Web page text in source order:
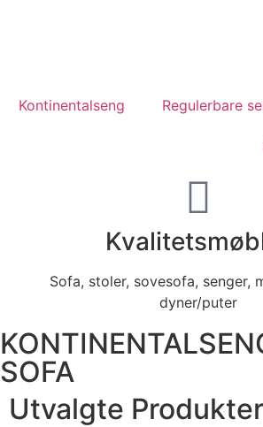
Kontinentalseng Regulerbare
30 års
innen
Sofa, stoler, sovesofa, senger,
dyner/puter
SOFA
Utvalgte Produkter